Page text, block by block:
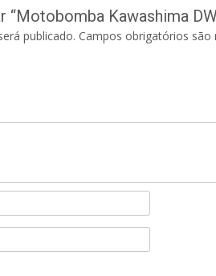
“Motobomba Kawashima
publicado. Campos obrigatórios são